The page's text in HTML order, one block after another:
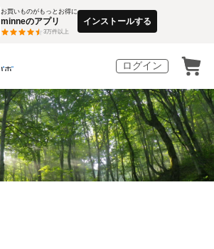
お買いものがもっとお得に
minneのアプリ
3万件以上
インストールする
ログイン